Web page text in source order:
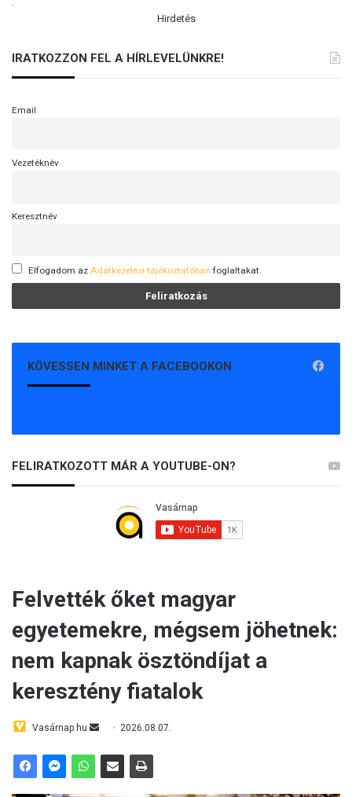
Hirdetés
IRATKOZZON FEL A HÍRLEVELÜNKRE!
Email
Vezetéknév
Keresztnév
Elfogadom az Adatkezelési tájékoztatóban foglaltakat.
KÖVESSEN MINKET A FACEBOOKON
FELIRATKOZOTT MÁR A YOUTUBE-ON?